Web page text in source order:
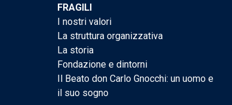
FRAGILI
I nostri valori
La struttura organizzativa
La storia
Fondazione e dintorni
Il Beato don Carlo Gnocchi: un uomo e
il suo sogno